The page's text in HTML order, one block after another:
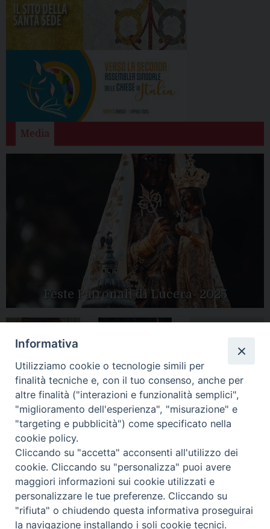
Media
Feste Patronali di Lucera- 2025
Apertura Anno
Mariae in Diocesi
Tutte le gallery
CONTATTI:
LUCERA: Piazza Duomo, 13 - 71036 Lucera (FG) − tel.
0881/520882 - e-mail: info@diocesiluceratroia.it
Segreteria del
Vescovo: tel/fax 0881/522244 - e-mail:
vescovo@diocesiluceratroia.it
TROIA : Piazza Episcopio - 71029 Troia (FG) − tel. 0881/977051
Informativa
Utilizziamo cookie o tecnologie simili per
finalità tecniche e, con il tuo consenso, anche per
altre finalità ("interazioni e funzionalità semplici",
"miglioramento dell'esperienza", "misurazione" e
"targeting e pubblicità") come specificato nella
cookie policy.
Cliccando su "accetta" acconsenti all'utilizzo dei
cookie. Cliccando su "personalizza" puoi avere
maggiori informazioni sui cookie utilizzati e
personalizzare le tue preferenze. Cliccando su
"rifiuta" o chiudendo questa informativa proseguirai
la navigazione installando i soli cookie tecnici.